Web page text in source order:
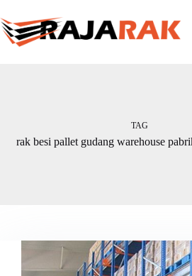
to
content
TAG
rak besi pallet gudang warehouse